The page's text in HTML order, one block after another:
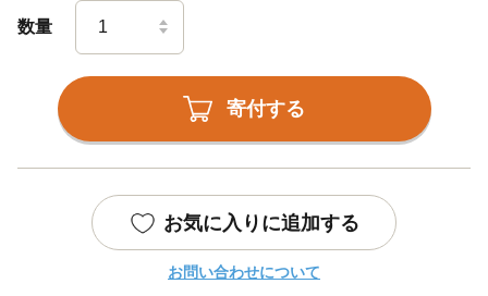
数量
寄付する
お気に入りに追加する
お問い合わせについて